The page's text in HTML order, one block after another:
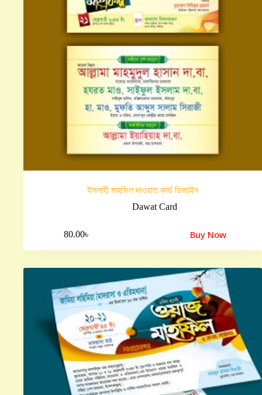
ইসলাহী মাহফিল দাওয়াত কার্ড ডিজাইন
Dawat Card
80.00৳ Buy Now